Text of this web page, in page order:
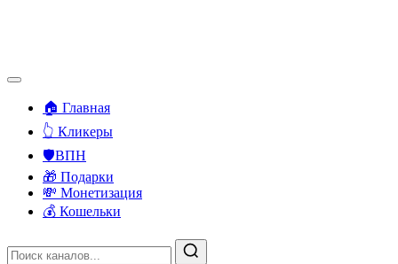
🏠 Главная
👆 Кликеры
🛡️ВПН
🎁 Подарки
💸 Монетизация
💰 Кошельки